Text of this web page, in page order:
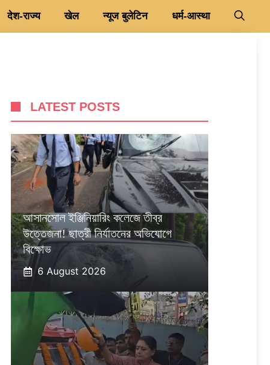
देश-राज्य खेल न्यूज बुलेटिन धर्म-आस्था
LATEST POSTS
আসানসোল ইঞ্জিনিয়ারিং কলেজে তীব্র
উত্তেজনা! ছাত্রী নির্যাতনের অভিযোগে
বিক্ষোভ
6 August 2026